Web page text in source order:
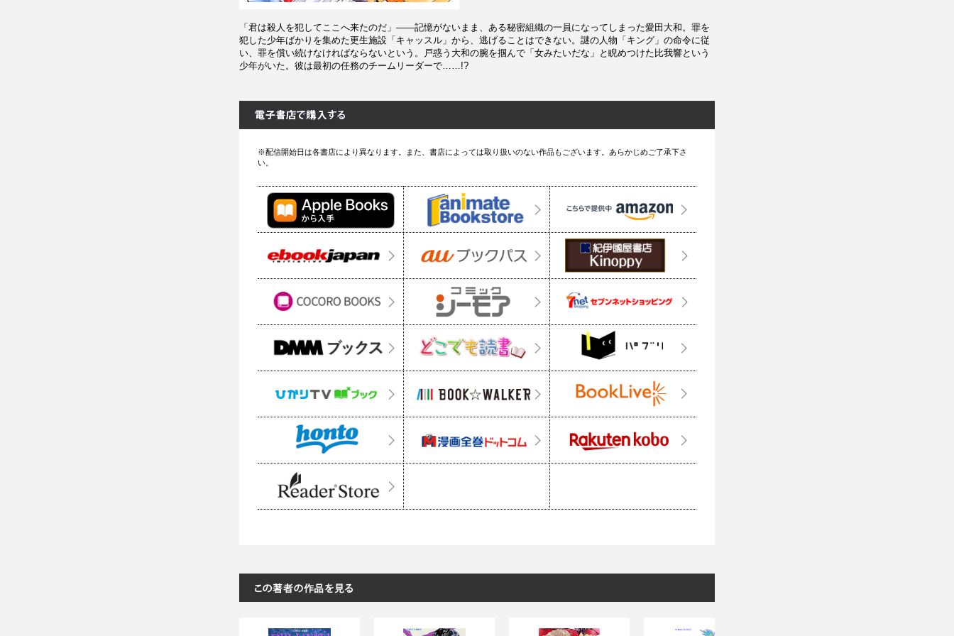
「君は殺人を犯してここへ来たのだ」――記憶がないまま、ある秘密組織の一員になってしまった愛田大和。罪を
犯した少年ばかりを集めた更生施設「キャッスル」から、逃げることはできない。謎の人物「キング」の命令に従
い、罪を償い続けなければならないという。戸惑う大和の腕を掴んで「女みたいだな」と睨めつけた比我響という
少年がいた。彼は最初の任務のチームリーダーで……!?
※配信開始日は各書店により異なります。また、書店によっては取り扱いのない作品もございます。あらかじめご了承下さ
い。